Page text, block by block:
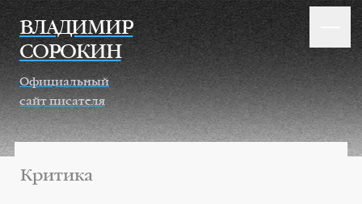
Перейти к основному содержанию
ВЛАДИМИР
СОРОКИН
Официальный
сайт писателя
Критика